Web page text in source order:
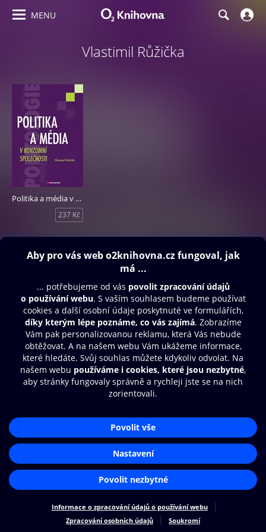
MENU
Vlastimil Růžička
Politika a média v konzumní společnosti
237 Kč
Obsah ke stažení
Další zábava
© O2 Czech Republic a.s.
Nákupní řád
Přístupnost
Cookies
Nastavení cookies
Aplikace O2 Knihovna
Čti a poslouchej své e-knihy a
audioknihy rychleji a pohodlněji.